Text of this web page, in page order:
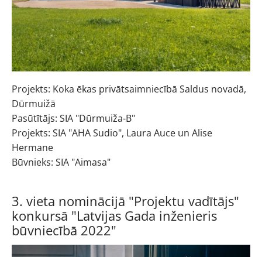
Projekts: Koka ēkas privātsaimniecībā Saldus novadā,
Dūrmuižā
Pasūtītājs: SIA "Dūrmuiža-B"
Projekts: SIA "AHA Sudio", Laura Auce un Alise
Hermane
Būvnieks: SIA "Aimasa"
3. vieta nominācijā "Projektu vadītājs"
konkursā "Latvijas Gada inženieris
būvniecībā 2022"